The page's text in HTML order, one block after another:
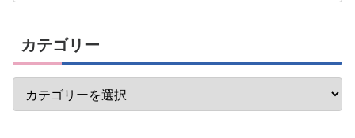
カテゴリー